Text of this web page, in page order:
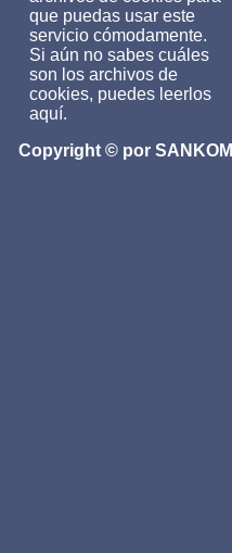
que puedas usar este
servicio cómodamente.
Si aún no sabes cuáles
son los archivos de
cookies, puedes leerlos
aquí.
Copyright © por SANKOM